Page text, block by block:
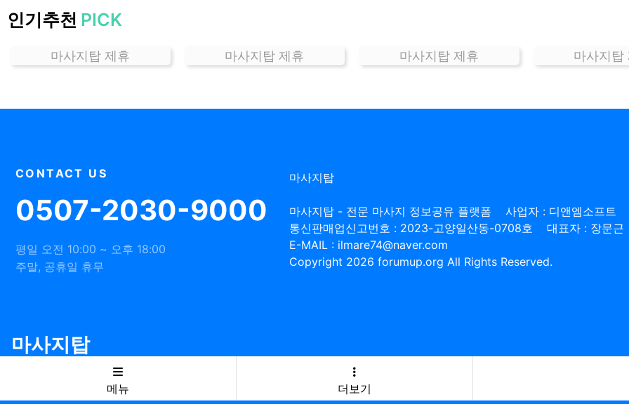
천인기추천 PICK
마사지탑 제휴 마사지탑 제휴 마사지탑 제휴 마사지탑
CONTACT US
0507-2030-9000
평일 오전 10:00 ~ 오후 18:00
주말, 공휴일 휴무
마사지탑
마사지탑 - 전문 마사지 정보공유 플랫폼
사업자 : 디앤엠소프트
통신판매업신고번호 : 2023-고양일산동-0708호
대표자 : 장문근
E-MAIL : ilmare74@naver.com
Copyright 2026 forumup.org All Rights Reserved.
마사지탑
메뉴
더보기